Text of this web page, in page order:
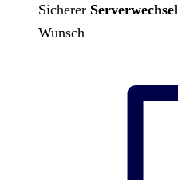
Sicherer Serverwechsel
Wunsch